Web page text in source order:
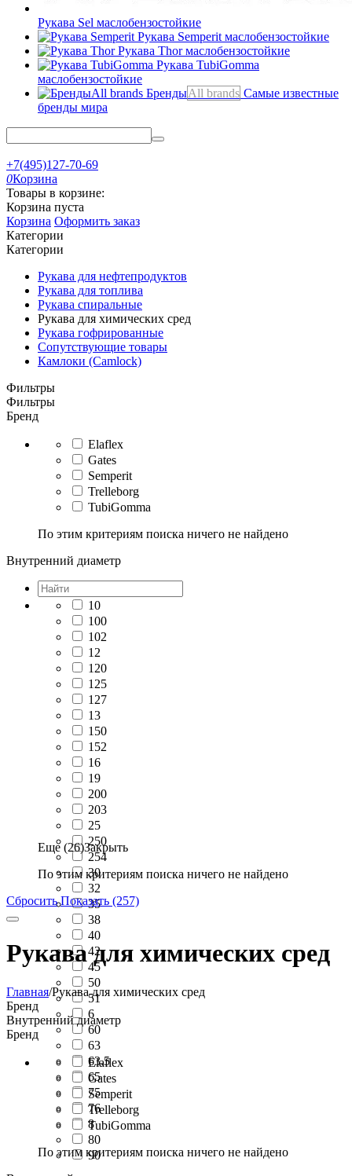
Рукава Sel маслобензостойкие
Рукава Semperit маслобензостойкие
Рукава Thorмаслобензостойкие
Рукава TubiGomma
маслобензостойкие
БрендыAll brands Самые известные
бренды мира
+7(495)127-70-69
0Корзина
Товары в корзине:
Корзина пуста
Корзина Оформить заказ
Категории
Категории
Рукава для нефтепродуктов
Рукава для топлива
Рукава спиральные
Рукава для химических сред
Рукава гофрированные
Сопутствующие товары
Камлоки (Camlock)
Фильтры
Фильтры
Бренд
Elaflex
Gates
Semperit
Trelleborg
TubiGomma
По этим критериям поиска ничего не найдено
Внутренний диаметр
10
100
102
12
120
125
127
13
150
152
16
19
200
203
25
250
254
30
32
35
38
40
42
45
50
51
6
60
63
63.5
65
75
76
8
80
90
Еще (26)Закрыть
По этим критериям поиска ничего не найдено
Сбросить Показать (257)
Рукава для химических сред
Главная/Рукава для химических сред
Бренд
Внутренний диаметр
Бренд
Elaflex
Gates
Semperit
Trelleborg
TubiGomma
По этим критериям поиска ничего не найдено